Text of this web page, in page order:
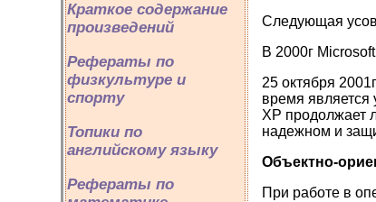
Краткое содержание
произведений
Рефераты по
физкультуре и
спорту
Топики по
английскому языку
Рефераты по
Следующая
В 2000г
25 октября
время является
XP продолжает
надежном и
Объектно-
При работе в